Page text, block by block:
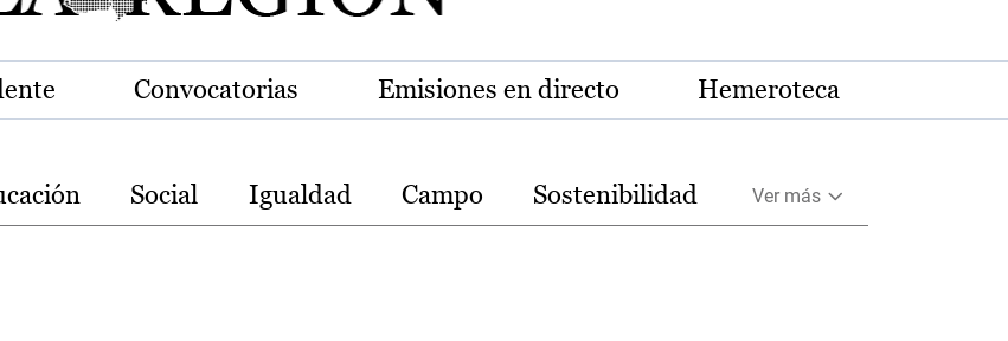
Convocatorias Emisiones en directo Hemeroteca
Social Igualdad Campo Sostenibilidad Ver más